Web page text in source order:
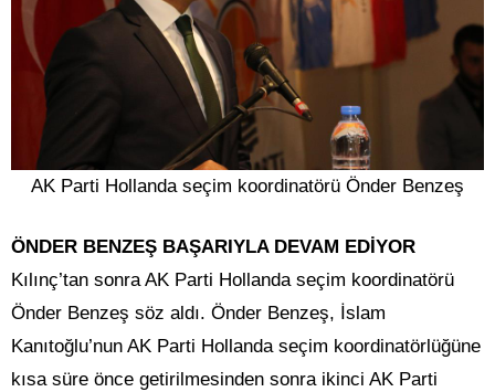
AK Parti Hollanda seçim koordinatörü Önder Benzeş
ÖNDER BENZEŞ BAŞARIYLA DEVAM EDİYOR
Kılınç’tan sonra AK Parti Hollanda seçim koordinatörü
Önder Benzeş söz aldı. Önder Benzeş, İslam
Kanıtoğlu’nun AK Parti Hollanda seçim koordinatörlüğüne
kısa süre önce getirilmesinden sonra ikinci AK Parti